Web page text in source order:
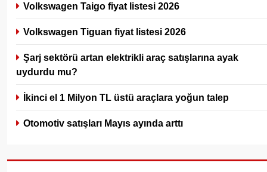
Volkswagen Taigo fiyat listesi 2026
Volkswagen Tiguan fiyat listesi 2026
Şarj sektörü artan elektrikli araç satışlarına ayak
uydurdu mu?
İkinci el 1 Milyon TL üstü araçlara yoğun talep
Otomotiv satışları Mayıs ayında arttı